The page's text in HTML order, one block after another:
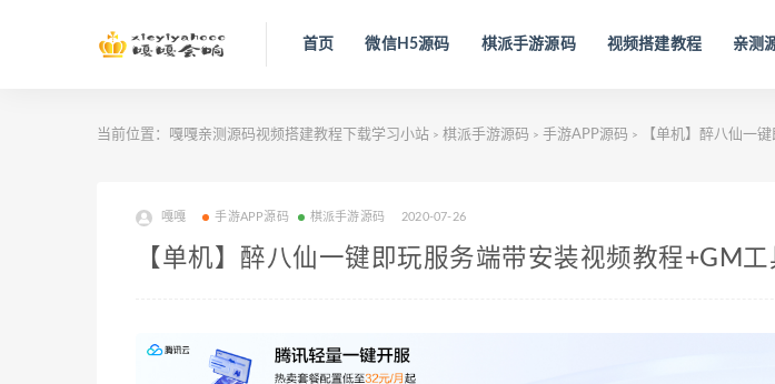
首页 微信H5源码 棋派手游源码 视频搭建教程 亲测
当前位置： 嘎嘎亲测源码视频搭建教程下载学习小站 > 棋派手游源码 > 手游APP源码 > 【单机】醉八仙一
嘎嘎 手游APP源码 棋派手游源码 2020-07-26
【单机】醉八仙一键即玩服务端带安装视频教程+GM工